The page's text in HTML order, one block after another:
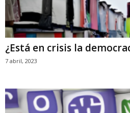
¿Está en crisis la
7 abril, 2023